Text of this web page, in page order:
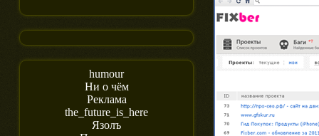
humour
Ни о чём
Реклама
the_future_is_here
Язолъ